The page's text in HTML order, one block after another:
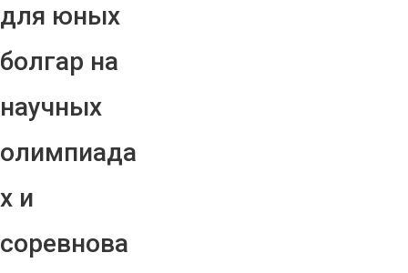
для юных
болгар на
научных
олимпиада
х и
соревнова